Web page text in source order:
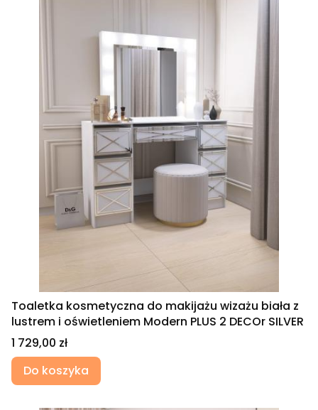
Toaletka kosmetyczna do makijażu wizażu biała z
lustrem i oświetleniem Modern PLUS 2 DECOr SILVER
Cena
1 729,00 zł
Do koszyka